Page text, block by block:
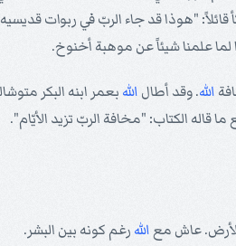
موهبة النبوّة. فلقد ذكر يهوذا في رسالته (14 و15) أن أخنوخ
لما علمنا شيئاً عن موهبة أخنوخ.
الله. وقد أطال الله
قاله الكتاب: "مخافة الربّ تزيد الأيّام".
عاش مع الله رغم كونه بين البشر.